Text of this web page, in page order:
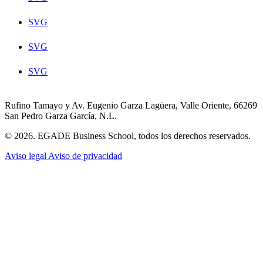
SVG
SVG
SVG
Rufino Tamayo y Av. Eugenio Garza Lagüera, Valle Oriente, 66269
San Pedro Garza García, N.L.
© 2026. EGADE Business School, todos los derechos reservados.
Aviso legal Aviso de privacidad